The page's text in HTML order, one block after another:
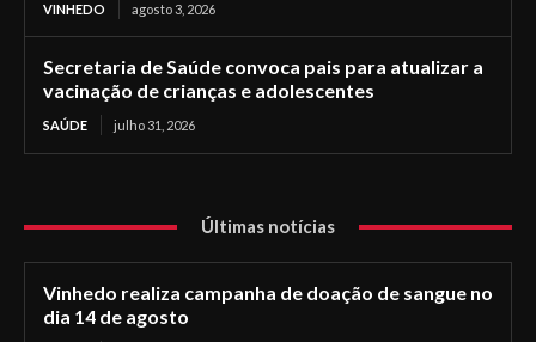
VINHEDO agosto 3, 2026
Secretaria de Saúde convoca pais para atualizar a
vacinação de crianças e adolescentes
SAÚDE julho 31, 2026
Últimas notícias
Vinhedo realiza campanha de doação de sangue no
dia 14 de agosto